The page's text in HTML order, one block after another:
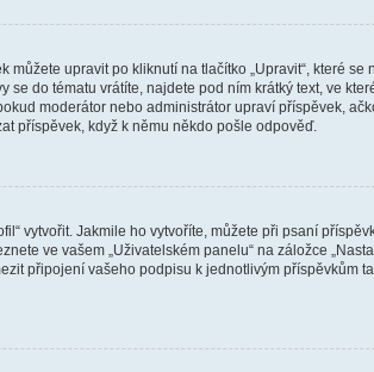
upravit po kliknutí na tlačítko „Upravit“, které se
do tématu vrátíte, najdete pod ním krátký text, ve
moderátor nebo administrátor upraví příspěvek,
příspěvek, když k němu někdo pošle odpověď.
vytvořit. Jakmile ho vytvoříte, můžete při psaní
ve vašem „Uživatelském panelu“ na záložce
připojení vašeho podpisu k jednotlivým příspěvkům